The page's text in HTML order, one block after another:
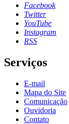
Facebook
Twitter
YouTube
Instagram
RSS
Serviços
E-mail
Mapa do Site
Comunicação
Ouvidoria
Contato